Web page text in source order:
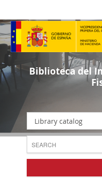
Biblioteca del
Library catalog